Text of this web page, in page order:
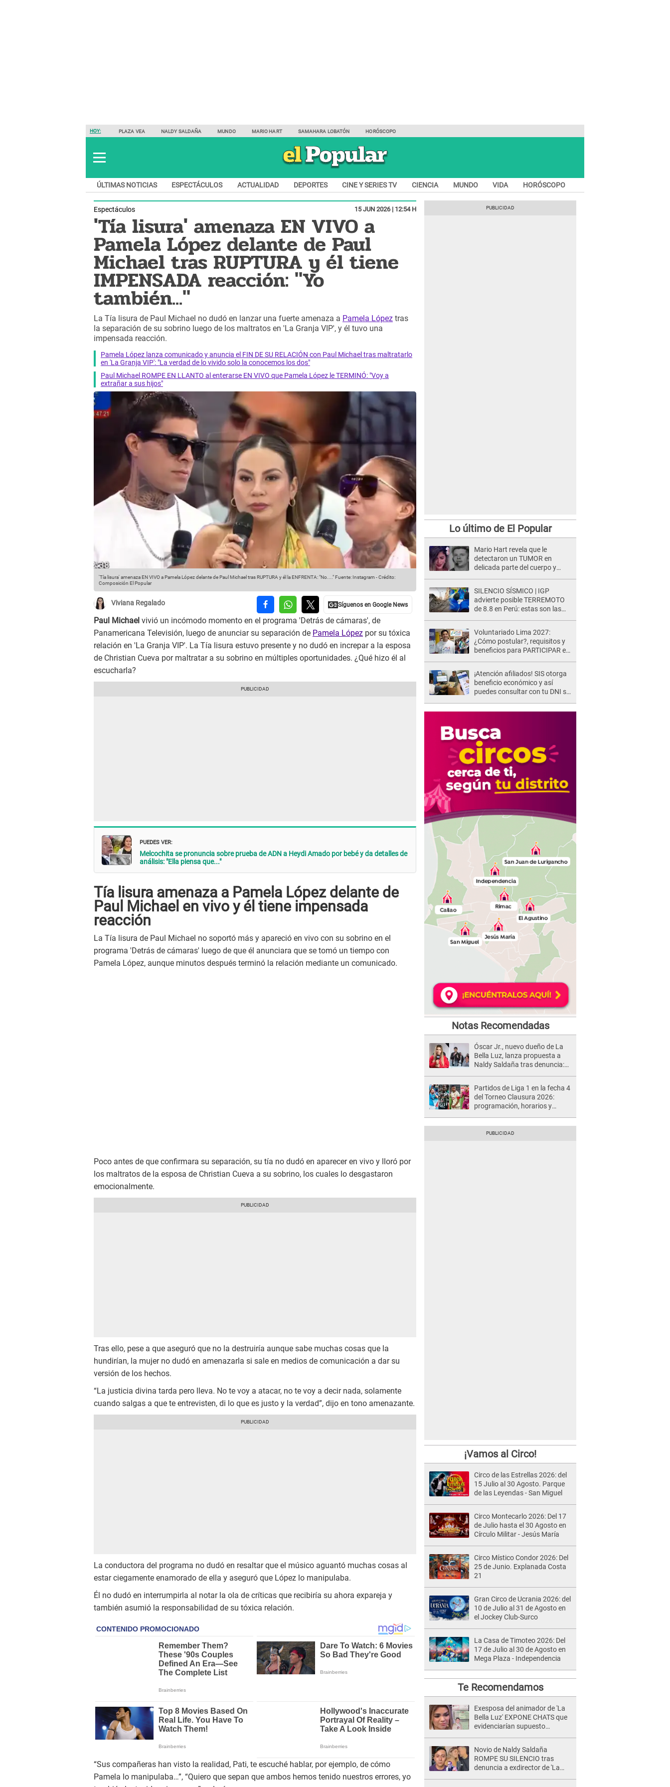
HOY: PLAZA VEA NALDY SALDAÑA MUNDO MARIO HART SAMAHARA LOBATÓN HORÓSCOPO
ÚLTIMAS NOTICIAS ESPECTÁCULOS ACTUALIDAD DEPORTES CINE Y SERIES TV CIENCIA MUNDO VIDA HORÓSCOPO
Espectáculos 15 JUN 2026 | 12:54 H
'Tía lisura' amenaza EN VIVO a
Pamela López delante de Paul
Michael tras RUPTURA y él tiene
IMPENSADA reacción: "Yo
también..."
La Tía lisura de Paul Michael no dudó en lanzar una fuerte amenaza a Pamela López tras
la separación de su sobrino luego de los maltratos en 'La Granja VIP', y él tuvo una
impensada reacción.
Pamela López lanza comunicado y anuncia el FIN DE SU RELACIÓN con Paul Michael tras maltratarlo
en 'La Granja VIP': "La verdad de lo vivido solo la conocemos los dos"
Paul Michael ROMPE EN LLANTO al enterarse EN VIVO que Pamela López le TERMINÓ: "Voy a
extrañar a sus hijos"
'Tía lisura' amenaza EN VIVO a Pamela López delante de Paul Michael tras RUPTURA y él la ENFRENTA: "No...." Fuente: Instagram -Crédito:
Composición El Popular
Viviana Regalado
Paul Michael vivió un incómodo momento en el programa 'Detrás de cámaras', de
Panamericana Televisión, luego de anunciar su separación de Pamela López por su tóxica
relación en 'La Granja VIP'. La Tía lisura estuvo presente y no dudó en increpar a la esposa
de Christian Cueva por maltratar a su sobrino en múltiples oportunidades. ¿Qué hizo él al
escucharla?
PUEDES VER:
Melcochita se pronuncia sobre prueba de ADN a Heydi Amado por bebé y da detalles de
análisis: "Ella piensa que..."
Tía lisura amenaza a Pamela López delante de
Paul Michael en vivo y él tiene impensada
reacción
La Tía lisura de Paul Michael no soportó más y apareció en vivo con su sobrino en el
programa 'Detrás de cámaras' luego de que él anunciara que se tomó un tiempo con
Pamela López, aunque minutos después terminó la relación mediante un comunicado.
Poco antes de que confirmara su separación, su tía no dudó en aparecer en vivo y lloró por
los maltratos de la esposa de Christian Cueva a su sobrino, los cuales lo desgastaron
emocionalmente.
Tras ello, pese a que aseguró que no la destruiría aunque sabe muchas cosas que la
hundirían, la mujer no dudó en amenazarla si sale en medios de comunicación a dar su
versión de los hechos.
“La justicia divina tarda pero lleva. No te voy a atacar, no te voy a decir nada, solamente
cuando salgas a que te entrevisten, di lo que es justo y la verdad”, dijo en tono amenazante.
La conductora del programa no dudó en resaltar que el músico aguantó muchas cosas al
estar ciegamente enamorado de ella y aseguró que López lo manipulaba.
Él no dudó en interrumpirla al notar la ola de críticas que recibiría su ahora expareja y
también asumió la responsabilidad de su tóxica relación.
“Sus compañeras han visto la realidad, Pati, te escuché hablar, por ejemplo, de cómo
Pamela lo manipulaba…”, “Quiero que sepan que ambos hemos tenido nuestros errores, yo
Lo último de El Popular
Mario Hart revela que le
detectaron un TUMOR en
delicada parte del cuerpo y
muy fuertes..."
SILENCIO SÍSMICO | IGP
advierte posible TERREMOTO
de 8.8 en Perú: estas son las
Voluntariado Lima 2027:
¿Cómo postular?, requisitos y
beneficios para PARTICIPAR en
¡Atención afiliados! SIS otorga
beneficio económico y así
puedes consultar con tu DNI si
Notas Recomendadas
Óscar Jr., nuevo dueño de La
Bella Luz, lanza propuesta a
Naldy Saldaña tras denuncia:
Partidos de Liga 1 en la fecha 4
del Torneo Clausura 2026:
programación, horarios y
¡Vamos al Circo!
Circo de las Estrellas 2026: del
15 Julio al 30 Agosto. Parque
de las Leyendas - San Miguel
Circo Montecarlo 2026: Del 17
de Julio hasta el 30 Agosto en
Círculo Militar - Jesús María
Circo Místico Condor 2026: Del
25 de Junio. Explanada Costa
21
Gran Circo de Ucrania 2026: del
10 de Julio al 31 de Agosto en
el Jockey Club-Surco
La Casa de Timoteo 2026: Del
17 de Julio al 30 de Agosto en
Mega Plaza - Independencia
Te Recomendamos
Exesposa del animador de 'La
Bella Luz' EXPONE CHATS que
evidenciarían supuesto
Novio de Naldy Saldaña
ROMPE SU SILENCIO tras
denuncia a exdirector de 'La